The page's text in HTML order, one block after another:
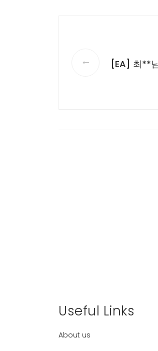
[EA] 최**
Useful Links
About us